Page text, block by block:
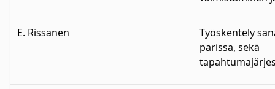
E. Rissanen
Työskentely
parissa, sekä